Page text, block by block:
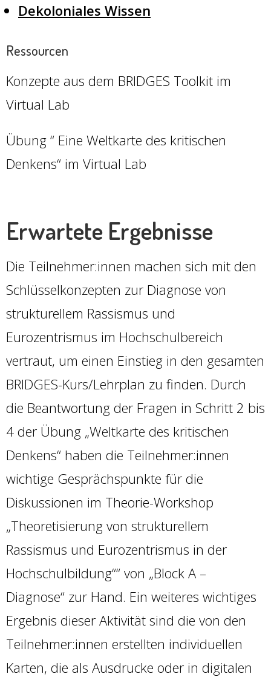
Dekoloniales Wissen
Ressourcen
Konzepte aus dem BRIDGES Toolkit im
Virtual Lab
Übung “ Eine Weltkarte des kritischen
Denkens“ im Virtual Lab
Erwartete Ergebnisse
Die Teilnehmer:innen machen sich mit den
Schlüsselkonzepten zur Diagnose von
strukturellem Rassismus und
Eurozentrismus im Hochschulbereich
vertraut, um einen Einstieg in den gesamten
BRIDGES-Kurs/Lehrplan zu finden. Durch
die Beantwortung der Fragen in Schritt 2 bis
4 der Übung „Weltkarte des kritischen
Denkens“ haben die Teilnehmer:innen
wichtige Gesprächspunkte für die
Diskussionen im Theorie-Workshop
„Theoretisierung von strukturellem
Rassismus und Eurozentrismus in der
Hochschulbildung““ von „Block A –
Diagnose“ zur Hand. Ein weiteres wichtiges
Ergebnis dieser Aktivität sind die von den
Teilnehmer:innen erstellten individuellen
Karten, die als Ausdrucke oder in digitalen